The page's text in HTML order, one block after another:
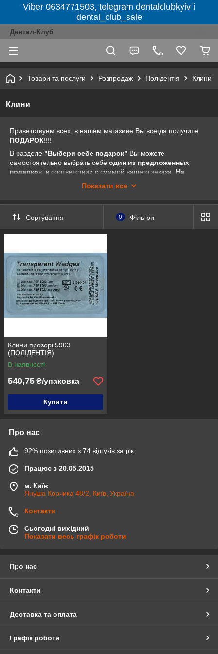
Viber 0634771503, telegram dentalclubkyiv і
dental_club_sale
Дентал-Клуб
Товари та послуги Розпродаж Полідентія Клини
Клини
Приветствуем всех, в нашем магазине Вы всегда получите
ПОДАРОК!!!!
В разделе "Выбери себе подарок" Вы можете
самостоятельно выбрать себе один из предложенных
подарков, в соответствии с суммой вашего заказа. На
компании" и "Распродажа" предложение "Выбери себе
Все очень просто. Заходите на наш сайт dental-club.com.ua
. Оформляйте заказ, допустим, на 644 грн, заходите и
выбирайте себе подарок в разделе "от 600 грн"
заказа через интернет-магазин.
Ми залишаємо за собою право відмовити в подарунок, якщо
його не буде в наявності, але ми будемо намагатися, що б
такого не сталося.
Спасибі за увагу!
Завжди Ваш, Dental-Club
Показати все
Сортування 0 Фільтри
Клини прозорі 5903
(ПОЛІДЕНТІЯ)
В наявності
540,75 ₴/упаковка
Купити
Про нас
92% позитивних з 74 відгуків за рік
Працює з 20.05.2015
м. Київ
Януша Корчика 48/2, Київ, Україна
Контакти
Сьогодні вихідний
Показати весь графік роботи
Про нас
Контакти
Доставка та оплата
Графік роботи